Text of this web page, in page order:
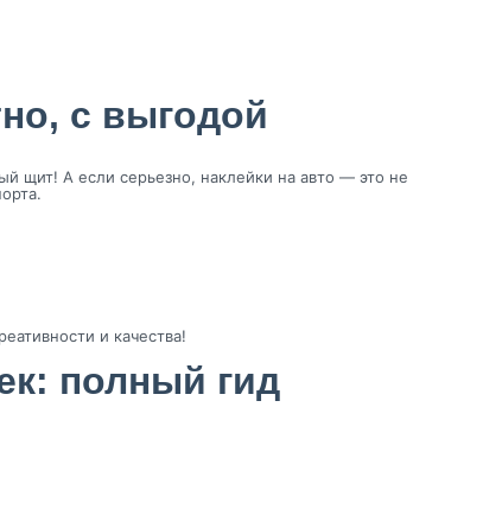
с выгодой
щит! А если серьезно, наклейки на авто — это не
и качества!
полный гид